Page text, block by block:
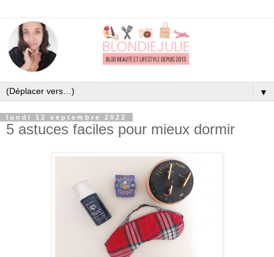
▼
lundi 12 septembre 2022
5 astuces faciles pour mieux dormir